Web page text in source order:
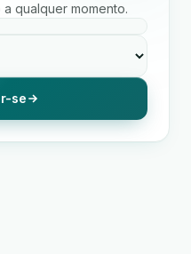
qualquer momento.
se